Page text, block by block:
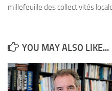
millefeuille des collectivités
YOU MAY ALSO LIKE...